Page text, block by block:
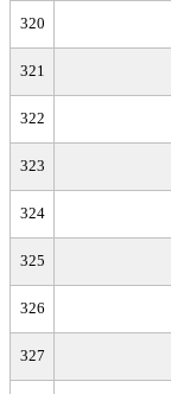
320
321
322
323
324
325
326
327